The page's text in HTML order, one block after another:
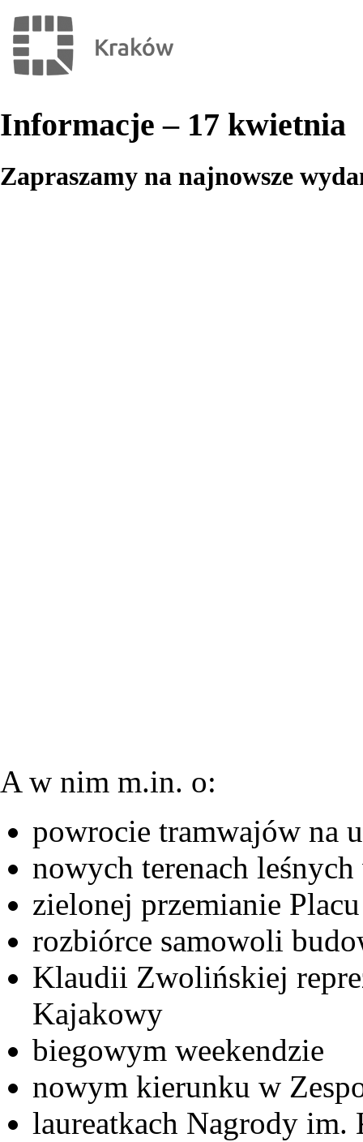
Informacje – 17 kwietnia
Zapraszamy na najnowsze
A w nim m.in. o:
powrocie tramwajów na
nowych terenach
zielonej przemianie
rozbiórce samowoli
Klaudii Zwolińskiej
Kajakowy
biegowym weekendzie
nowym kierunku w
laureatkach Nagrody